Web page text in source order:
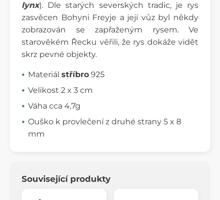
lynx). Dle starých severských tradic, je rys
zasvěcen Bohyni Freyje a její vůz byl někdy
zobrazován se zapřaženým rysem. Ve
starověkém Řecku věřili, že rys dokáže vidět
skrz pevné objekty.
Materiál stříbro 925
Velikost 2 x 3 cm
Váha cca 4,7g
Ouško k provlečení z druhé strany 5 x 8
mm
Související produkty